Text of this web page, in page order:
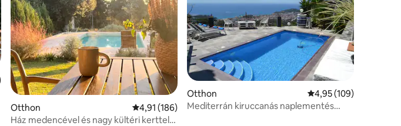
5/5, 109 vélemény
Otthon Átlagos értékelés: 5/4,91, 186 vélemény
4,91 (186)
Ház medencével és nagy kültéri kerttel
Otthon Átlagos értékelés: 5/
4,95 (109)
Mediterrán kiruccanás naplementés